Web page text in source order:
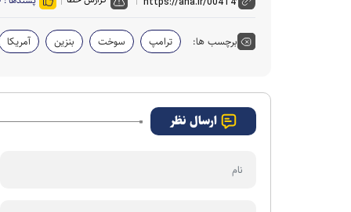
برچسب ها: ترامپ سوخت بنزین آمریکا
ارسال نظر